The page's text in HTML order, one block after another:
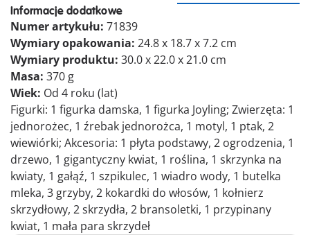
Informacje dodatkowe
Numer artykułu: 71839
Wymiary opakowania: 24.8 x 18.7 x 7.2 cm
Wymiary produktu: 30.0 x 22.0 x 21.0 cm
Masa: 370 g
Wiek: Od 4 roku (lat)
Figurki: 1 figurka damska, 1 figurka Joyling; Zwierzęta: 1
jednorożec, 1 źrebak jednorożca, 1 motyl, 1 ptak, 2
wiewiórki; Akcesoria: 1 płyta podstawy, 2 ogrodzenia, 1
drzewo, 1 gigantyczny kwiat, 1 roślina, 1 skrzynka na
kwiaty, 1 gałąź, 1 szpikulec, 1 wiadro wody, 1 butelka
mleka, 3 grzyby, 2 kokardki do włosów, 1 kołnierz
skrzydłowy, 2 skrzydła, 2 bransoletki, 1 przypinany
kwiat, 1 mała para skrzydeł